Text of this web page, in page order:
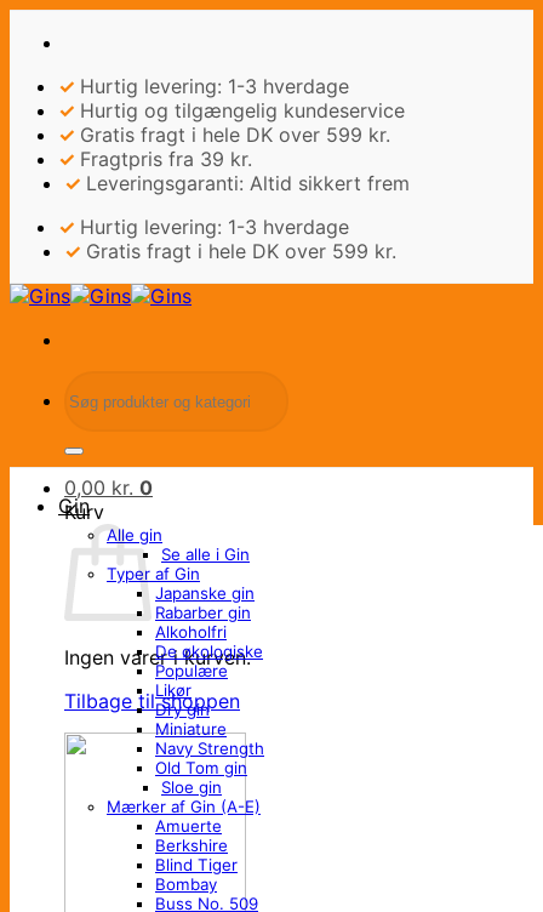
✓ Hurtig levering: 1-3 hverdage
✓ Hurtig og tilgængelig kundeservice
✓ Gratis fragt i hele DK over 599 kr.
✓ Fragtpris fra 39 kr.
✓ Leveringsgaranti: Altid sikkert frem
✓ Hurtig levering: 1-3 hverdage
✓ Gratis fragt i hele DK over 599 kr.
efter:
0,00 kr. 0
Kurv
Ingen varer i kurven.
Tilbage til shoppen
Gin
Alle gin
Se alle i Gin
Typer af Gin
Japanske gin
Rabarber gin
Alkoholfri
De økologiske
Populære
Likør
Dry gin
Miniature
Navy Strength
Old Tom gin
Sloe gin
Mærker af Gin (A-E)
Amuerte
Berkshire
Blind Tiger
Bombay
Buss No. 509